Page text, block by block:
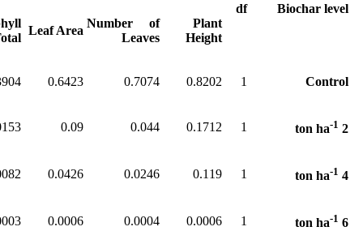
Biochar level
df
Plant
Height
Number of
Leaves
Leaf Area
Control
1
0.8202
0.7074
0.6423
2 ton ha
-1
1
0.1712
0.044
0.09
4 ton ha
-1
1
0.119
0.0246
0.0426
6 ton ha
-1
1
0.0006
0.0004
0.0006